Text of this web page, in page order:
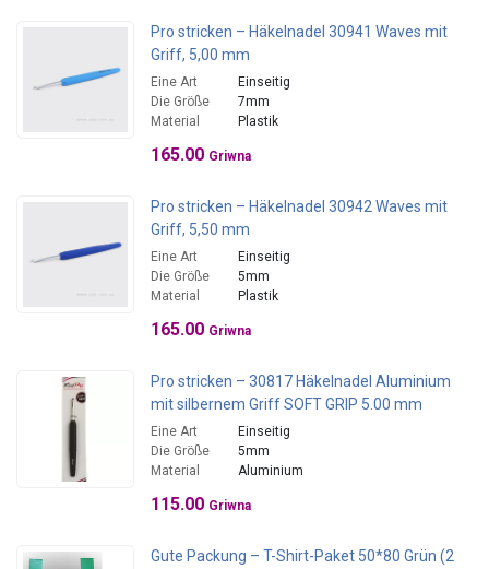
Pro stricken – Häkelnadel 30941 Waves mit
Griff, 5,00 mm
Eine Art
Einseitig
Die Größe
7mm
Material
Plastik
165.00 Griwna
Pro stricken – Häkelnadel 30942 Waves mit
Griff, 5,50 mm
Eine Art
Einseitig
Die Größe
5mm
Material
Plastik
165.00 Griwna
Pro stricken – 30817 Häkelnadel Aluminium
mit silbernem Griff SOFT GRIP 5.00 mm
Eine Art
Einseitig
Die Größe
5mm
Material
Aluminium
115.00 Griwna
Gute Packung – T-Shirt-Paket 50*80 Grün (2